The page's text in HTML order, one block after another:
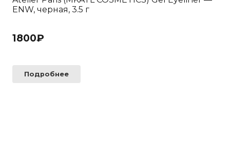
ENW, черная, 3.5 г
1800₽
Подробнее